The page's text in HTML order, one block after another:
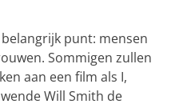
punt: mensen
Sommigen zullen
aan een film als I,
Will Smith de